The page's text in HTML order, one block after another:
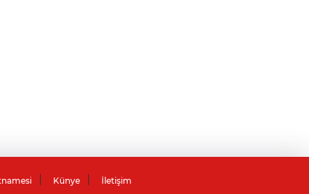
Künye İletişim